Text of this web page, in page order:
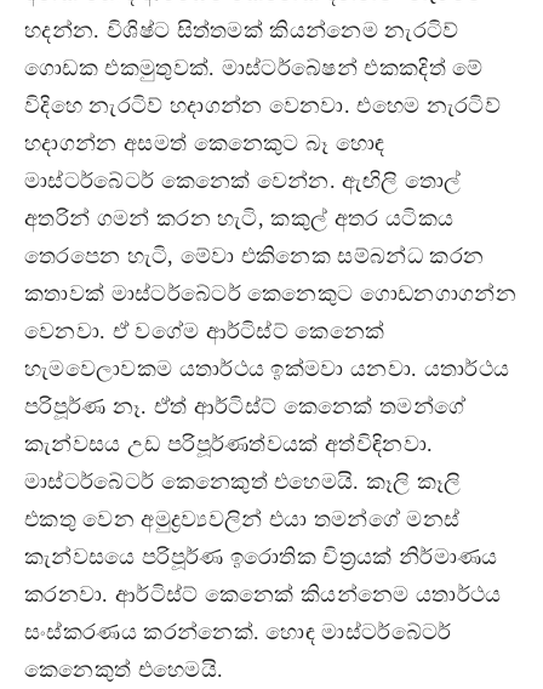
හදන්න. විශිෂ්ට සිත්තමක් කියන්නෙම නැරටිව්
ගොඩක එකමුතුවක්. මාස්ටර්බේෂන් එකකදිත් මේ
විදිහෙ නැරටිව් හදාගන්න වෙනවා. එහෙම නැරටිව්
හදාගන්න අසමත් කෙනෙකුට බෑ හොඳ
මාස්ටර්බේටර් කෙනෙක් වෙන්න. ඇඟිලි තොල්
අතරින් ගමන් කරන හැටි, කකුල් අතර යටිකය
තෙරපෙන හැටි, මේවා එකිනෙක සම්බන්ධ කරන
කතාවක් මාස්ටර්බේටර් කෙනෙකුට ගොඩනගාගන්න
වෙනවා. ඒ වගේම ආර්ටිස්ට් කෙනෙක්
හැමවෙලාවකම යතාර්ථය ඉක්මවා යනවා. යතාර්ථය
පරිපූර්ණ නෑ. ඒත් ආර්ටිස්ට් කෙනෙක් තමන්ගේ
කැන්වසය උඩ පරිපූර්ණත්වයක් අත්විඳිනවා.
මාස්ටර්බේටර් කෙනෙකුත් එහෙමයි. කෑලි කෑලි
එකතු වෙන අමුද්‍රව්‍යවලින් එයා තමන්ගේ මනස්
කැන්වසයෙ පරිපූර්ණ ඉරොතික චිත්‍රයක් නිර්මාණය
කරනවා. ආර්ටිස්ට් කෙනෙක් කියන්නෙම යතාර්ථය
සංස්කරණය කරන්නෙක්. හොඳ මාස්ටර්බේටර්
කෙනෙකුත් එහෙමයි.